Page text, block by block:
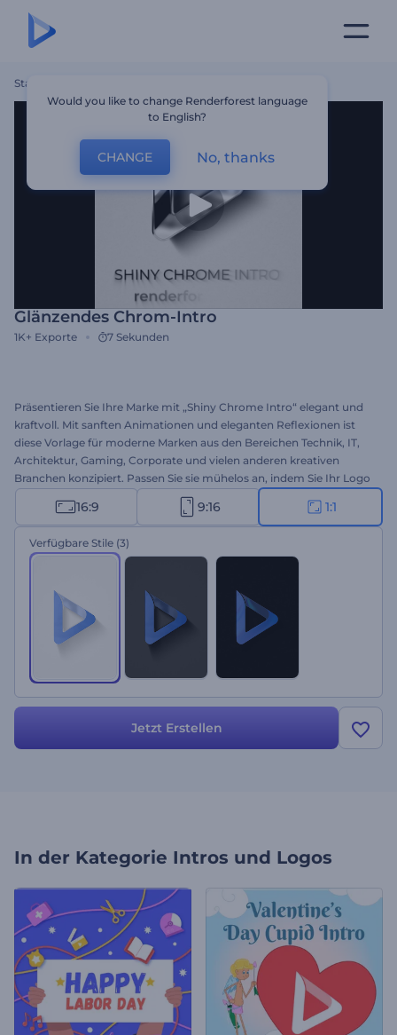
Startseite
Glänzendes Chrom-Intro
1K+ Exporte 7 Sekunden
Präsentieren Sie Ihre Marke mit „Shiny Chrome Intro“ elegant und
kraftvoll. Mit sanften Animationen und eleganten Reflexionen ist
diese Vorlage für moderne Marken aus den Bereichen Technik, IT,
Architektur, Gaming, Corporate und vielen anderen kreativen
Branchen konzipiert. Passen Sie sie mühelos an, indem Sie Ihr Logo
und Ihren Slogan hinzufügen und je nach Ihren Markenfarben
zwischen Silbertönen oder leuchtenden Reflexionen wählen. So
sieht die Kombination aus Raffinesse und Innovation aus. Jetzt
testen!
16:9 9:16 1:1
Verfügbare Stile (3)
Jetzt Erstellen
In der Kategorie Intros und Logos
Would you like to change Renderforest language
to English?
CHANGE No, thanks